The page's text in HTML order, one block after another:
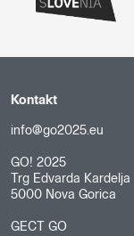
Kontakt
info@go2025.eu
GO! 2025
Trg Edvarda Kardelja
5000 Nova Gorica
GECT GO